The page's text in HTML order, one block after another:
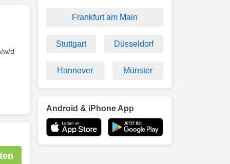
w/d
Frankfurt am Main
Stuttgart Düsseldorf
Hannover Münster
Android & iPhone App